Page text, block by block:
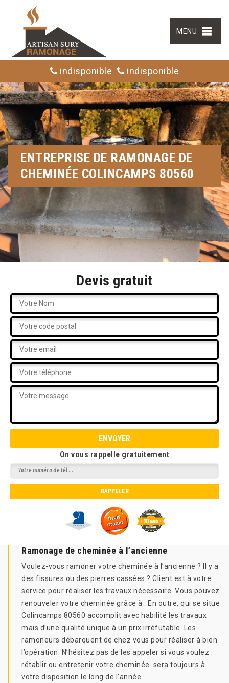
MENU
indisponible indisponible
ENTREPRISE DE RAMONAGE DE
CHEMINÉE COLINCAMPS 80560
Devis gratuit
On vous rappelle gratuitement
Ramonage de cheminée à l’ancienne
Voulez-vous ramoner votre cheminée à l’ancienne ? Il y a
des fissures ou des pierres cassées ? Client est à votre
service pour réaliser les travaux nécessaire. Vous pouvez
renouveler votre cheminée grâce à . En outre, qui se situe
Colincamps 80560 accomplit avec habilité les travaux
mais d’une qualité unique à un prix irréfutable. Les
ramoneurs débarquent de chez vous pour réaliser à bien
l’opération. N’hésitez pas de les appeler si vous voulez
rétablir ou entretenir votre cheminée. sera toujours à
votre disposition le long de l’année.